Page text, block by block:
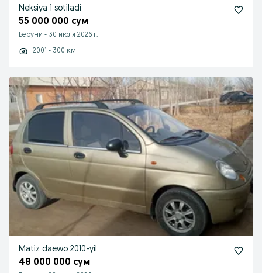
Neksiya 1 sotiladi
55 000 000 сум
Беруни - 30 июля 2026 г.
2001 - 300 км
Matiz daewo 2010-yil
48 000 000 сум